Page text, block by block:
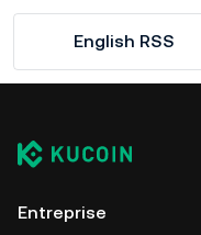
English RSS
Entreprise